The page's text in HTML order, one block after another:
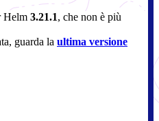
Helm 3.21.1, che non è più
guarda la ultima versione